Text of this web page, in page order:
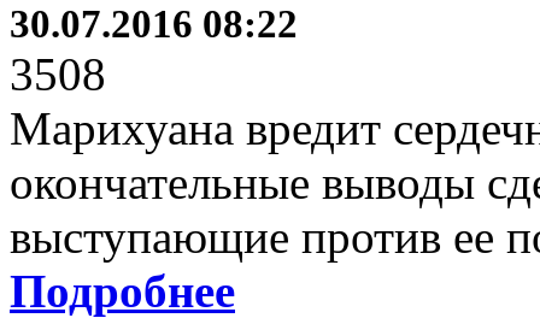
30.07.2016 08:22
3508
Марихуана вредит
окончательные выводы
выступающие против ее
Подробнее